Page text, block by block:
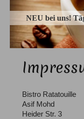
NEU bei uns!
Bistro Ratatouille
Asif Mohd
Heider Str. 3